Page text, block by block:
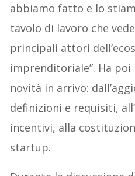
abbiamo fatto e lo
tavolo di lavoro che
principali attori
imprenditoriale”. Ha
novità in arrivo:
definizioni e requisiti,
incentivi, alla
startup.